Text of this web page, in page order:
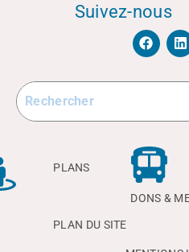
Suivez-nous
F
a
c
o
L
i
n
i
PLANS
DONS &
PLAN DU SITE